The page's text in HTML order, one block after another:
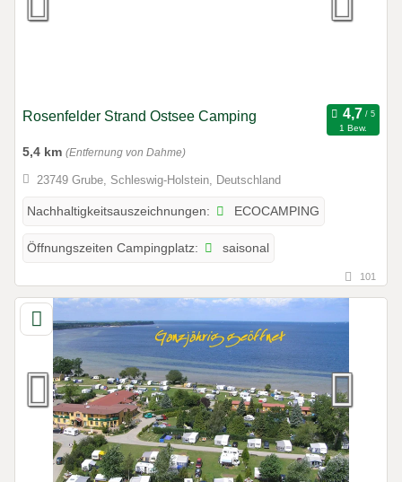
Rosenfelder Strand Ostsee Camping
1 Bew.
5,4 km (Entfernung von Dahme)
23749 Grube, Schleswig-Holstein, Deutschland
Nachhaltigkeitsauszeichnungen: ECOCAMPING
Öffnungszeiten Campingplatz: saisonal
101